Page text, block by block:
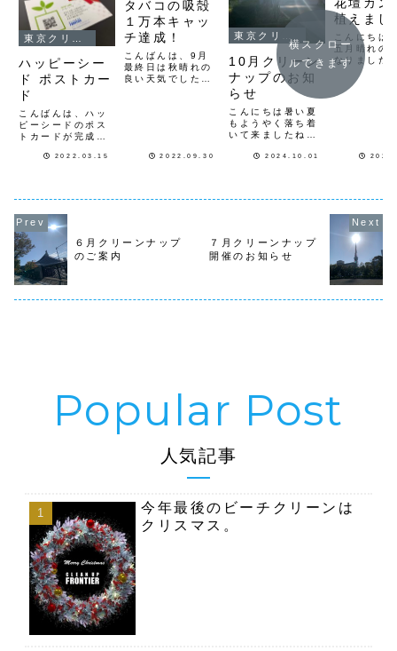
ハッピーシー
ド ポストカー
ド
こんばんは、ハッ
ピーシードのポス
トカードが完成し
シードあなたの想
きます。未来の種
が愛になる。ハッ
ピーシードは、ポ
ストカードに花の
種（朝顔、ひまわ
り、マリーゴール
ド...
2022.03.15
タバコの吸殻
１万本キャッ
チ達成！
こんばんは、9月
最終日は秋晴れの
良い天気でした
した事で、８４日
2022.09.30
10月クリーン
ナップのお知
らせ
こんにちは暑い夏
もようやく落ち着
いて来ましたね公
りも今ぐらいに花
５日（土）９時か
ら代々木クリーン
ナップ 集合付場
2024.10.01
植えま
こんにちは
五月晴れの
なりました
公園の掃除
にGWに購
カンナの球
いく多年層
咲く球根を
横スクロー
ルできます
６月クリーンナップ
のご案内
７月クリーンナップ
開催のお知らせ
人気記事
今年最後のビーチクリーンは
クリスマス。